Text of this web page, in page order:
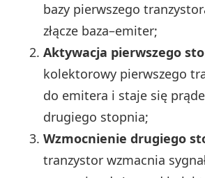
bazy pierwszego
złącze baza–emiter;
Aktywacja pierwszego
kolektorowy pierwszego
do emitera i staje się
drugiego stopnia;
Wzmocnienie drugiego
tranzystor wzmacnia